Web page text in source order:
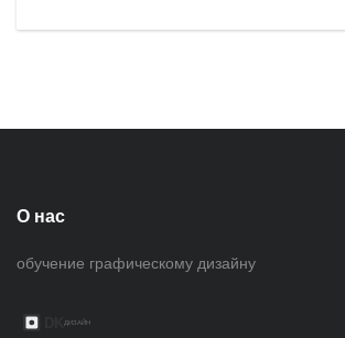
О нас
обучение графическому дизайну